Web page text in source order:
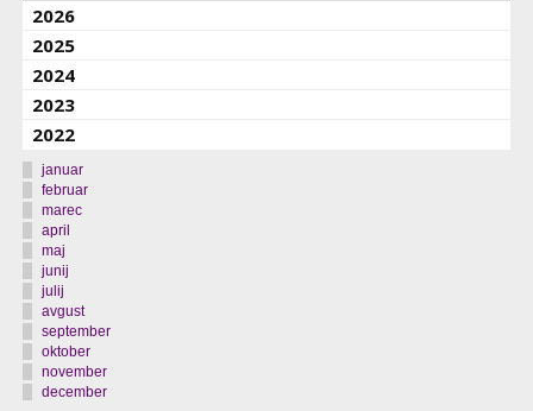
2026
2025
2024
2023
2022
januar
februar
marec
april
maj
junij
julij
avgust
september
oktober
november
december